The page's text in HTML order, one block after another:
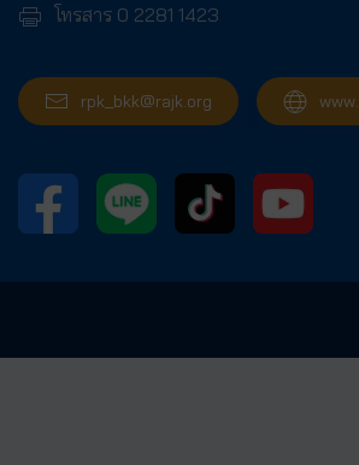
โทรสาร 0 2281 1423
rpk_bkk@rajk.org